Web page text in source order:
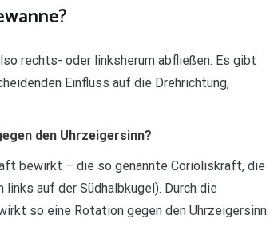
rechts- oder linksherum abfließen. Es gibt
Einfluss auf die Drehrichtung,
den Uhrzeigersinn?
bewirkt – die so genannte Corioliskraft, die
auf der Südhalbkugel). Durch die
so eine Rotation gegen den Uhrzeigersinn.